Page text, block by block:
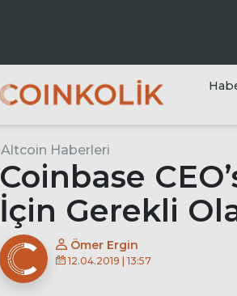
Ara
Altcoin Haberleri
Coinbase
İçin Gerekli
Ömer Ergin
12.04.2019 | 13:57